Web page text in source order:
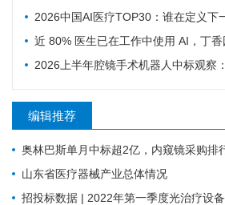
2026中国AI医疗TOP30：谁在定义下一个十年
近 80% 医生已在工作中使用 AI，丁香园发布中国医
2026上半年腔镜手术机器人中标观察：国产占比63%，精
编辑推荐
奥林巴斯单月中标超2亿，内窥镜采购排
山东省医疗器械产业总体情况
招投标数据 | 2022年第一季度光治疗设备招采报告：为人光大